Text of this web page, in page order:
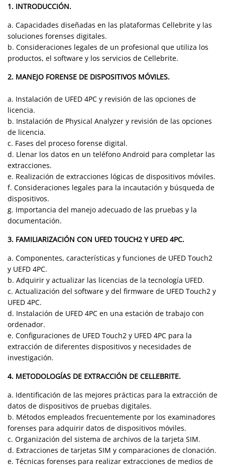
1. INTRODUCCIÓN.
a. Capacidades diseñadas en las plataformas Cellebrite y las
soluciones forenses digitales.
b. Consideraciones legales de un profesional que utiliza los
productos, el software y los servicios de Cellebrite.
2. MANEJO FORENSE DE DISPOSITIVOS MÓVILES.
a. Instalación de UFED 4PC y revisión de las opciones de
licencia.
b. Instalación de Physical Analyzer y revisión de las opciones
de licencia.
c. Fases del proceso forense digital.
d. Llenar los datos en un teléfono Android para completar las
extracciones.
e. Realización de extracciones lógicas de dispositivos móviles.
f. Consideraciones legales para la incautación y búsqueda de
dispositivos.
g. Importancia del manejo adecuado de las pruebas y la
documentación.
3. FAMILIARIZACIÓN CON UFED TOUCH2 Y UFED 4PC.
a. Componentes, características y funciones de UFED Touch2
y UEFD 4PC.
b. Adquirir y actualizar las licencias de la tecnología UFED.
c. Actualización del software y del firmware de UFED Touch2 y
UFED 4PC.
d. Instalación de UFED 4PC en una estación de trabajo con
ordenador.
e. Configuraciones de UFED Touch2 y UFED 4PC para la
extracción de diferentes dispositivos y necesidades de
investigación.
4. METODOLOGÍAS DE EXTRACCIÓN DE CELLEBRITE.
a. Identificación de las mejores prácticas para la extracción de
datos de dispositivos de pruebas digitales.
b. Métodos empleados frecuentemente por los examinadores
forenses para adquirir datos de dispositivos móviles.
c. Organización del sistema de archivos de la tarjeta SIM.
d. Extracciones de tarjetas SIM y comparaciones de clonación.
e. Técnicas forenses para realizar extracciones de medios de